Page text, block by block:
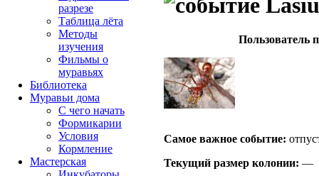
Пользователь
Самое важное событие:
Текущий размер кoлонии: —
разрезе
Таблица лёта
Методы
изучения
Фильмы о
муравьях
Библиотека
Муравьи дома
С чего начать
Формикарии
Условия
Кормление
Мастерская